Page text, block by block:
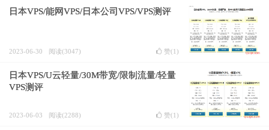
日本VPS/能网VPS/日本公司VPS/VPS测评
2023-06-30 阅读(3047) 赞(1 )
日本VPS/U云轻量/30M带宽/限制流量/轻量
VPS测评
2023-06-03 阅读(2288) 赞(1 )